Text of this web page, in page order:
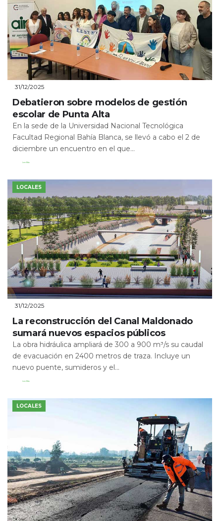
31/12/2025
Debatieron sobre modelos de gestión
escolar de Punta Alta
En la sede de la Universidad Nacional Tecnológica
Facultad Regional Bahía Blanca, se llevó a cabo el 2 de
diciembre un encuentro en el que...
Leer Más
LOCALES
31/12/2025
La reconstrucción del Canal Maldonado
sumará nuevos espacios públicos
La obra hidráulica ampliará de 300 a 900 m³/s su caudal
de evacuación en 2400 metros de traza. Incluye un
nuevo puente, sumideros y el...
Leer Más
LOCALES